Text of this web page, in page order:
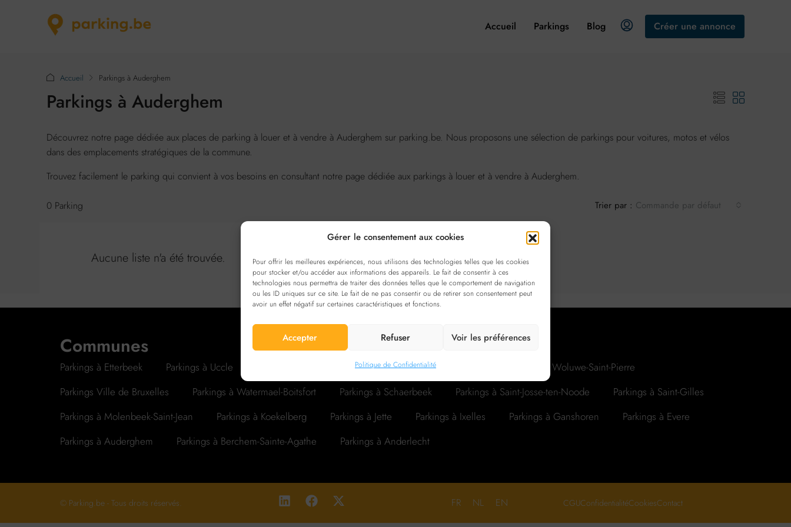
Gérer le consentement aux cookies
Pour offrir les meilleures expériences, nous utilisons des technologies telles que les cookies
pour stocker et/ou accéder aux informations des appareils. Le fait de consentir à ces
technologies nous permettra de traiter des données telles que le comportement de navigation
ou les ID uniques sur ce site. Le fait de ne pas consentir ou de retirer son consentement peut
avoir un effet négatif sur certaines caractéristiques et fonctions.
Accepter Refuser Voir les préférences
Politique de Confidentialité
Accueil Parkings Blog Créer une annonce
Accueil Parkings à Auderghem
Parkings à Auderghem
Découvrez notre page dédiée aux places de parking à louer et à vendre à Auderghem sur parking.be. Nous proposons une sélection de parkings pour voitures, motos et vélos
dans des emplacements stratégiques de la commune.
Trouvez facilement le parking qui convient à vos besoins en consultant notre page dédiée aux parkings à louer et à vendre à Auderghem.
0 Parking Trier par : Commande par défaut
Aucune liste n'a été trouvée.
Communes
Parkings à Etterbeek Parkings à Uccle Parkings à Woluwe-Saint-Lambert
Parkings à Woluwe-Saint-Pierre
Parkings Ville de Bruxelles
Parkings à Watermael-Boitsfort Parkings à Schaerbeek Parkings à Saint-Josse-ten-Noode
Parkings à Saint-Gilles
Parkings à Molenbeek-Saint-Jean
Parkings à Koekelberg Parkings à Jette Parkings à Ixelles Parkings à Ganshoren
Parkings à Evere
Parkings à Auderghem
Parkings à Berchem-Sainte-Agathe Parkings à Anderlecht
© Parking.be - Tous droits réservés. FR NL EN CGUConfidentialitéCookiesContact